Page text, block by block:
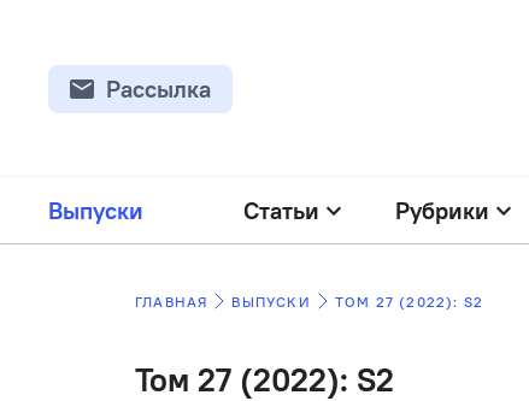
Рассылка
Выпуски Статьи Рубрики
ГЛАВНАЯ ВЫПУСКИ ТОМ 27 (2022): S2
Том 27 (2022): S2